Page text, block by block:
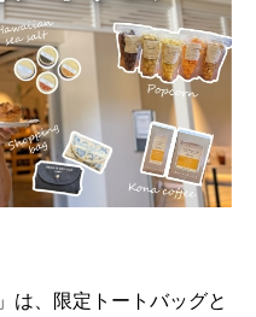
」は、限定トートバッグと